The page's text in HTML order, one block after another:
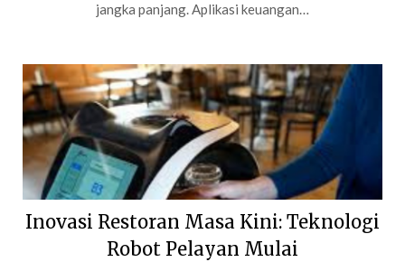
jangka panjang. Aplikasi keuangan…
Inovasi Restoran Masa Kini: Teknologi
Robot Pelayan Mulai